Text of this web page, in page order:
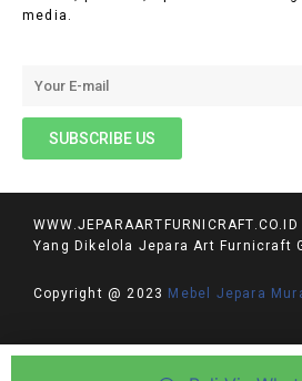
media.
Yang Dikelola Jepara Art Furnicraft
Copyright @ 2023 Mebel Jepara